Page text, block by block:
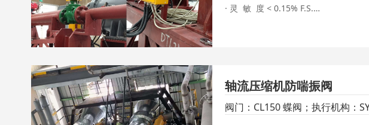
· 灵  敏  度 < 0.15% F.S.
轴流压缩机防喘振阀
阀门：CL150 蝶阀；执行机构：